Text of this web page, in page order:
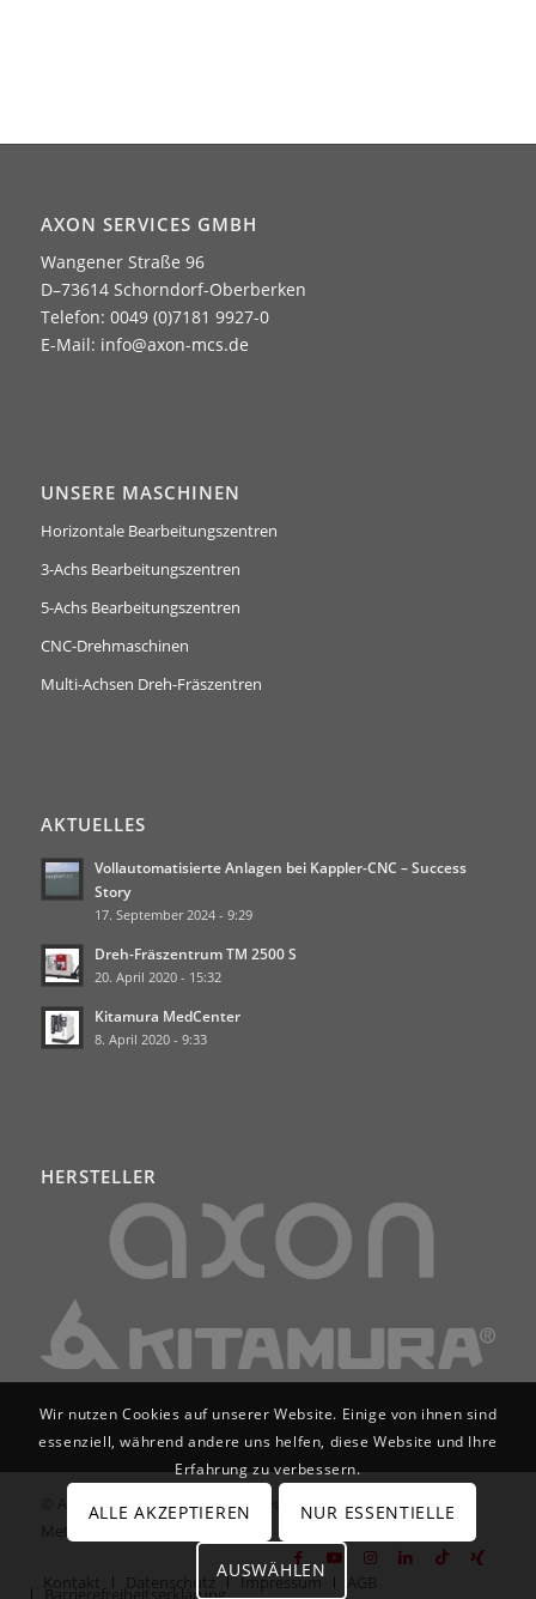
AXON SERVICES GMBH
Wangener Straße 96
D–73614 Schorndorf-Oberberken
Telefon: 0049 (0)7181 9927-0
E-Mail: info@axon-mcs.de
UNSERE MASCHINEN
Horizontale Bearbeitungszentren
3-Achs Bearbeitungszentren
5-Achs Bearbeitungszentren
CNC-Drehmaschinen
Multi-Achsen Dreh-Fräszentren
AKTUELLES
Vollautomatisierte Anlagen bei Kappler-CNC – Success
Story
17. September 2024 - 9:29
Dreh-Fräszentrum TM 2500 S
20. April 2020 - 15:32
Kitamura MedCenter
8. April 2020 - 9:33
HERSTELLER
© Axon Services GmbH | Werkzeugmaschinen für
Kontakt Datenschutz Impressum AGB
Barrierefreiheitserklärung
Wir nutzen Cookies auf unserer Website. Einige von ihnen sind
essenziell, während andere uns helfen, diese Website und Ihre
Erfahrung zu verbessern.
ALLE AKZEPTIEREN NUR ESSENTIELLE
AUSWÄHLEN